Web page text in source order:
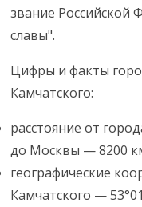
звание Российской
славы".
Цифры и факты
Камчатского:
расстояние от
до Москвы — 8200
географические
Камчатского —